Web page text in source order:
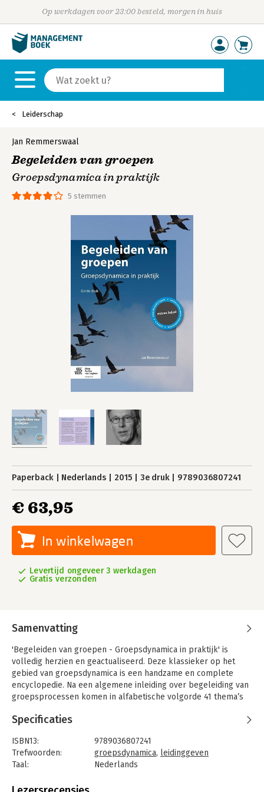
Op werkdagen voor 23:00 besteld, morgen in huis
Leiderschap
5 stemmen
Jan Remmerswaal
Begeleiden van groepen
Groepsdynamica in praktijk
Paperback Nederlands 2015 3e druk 9789036807241
€ 63,95
In winkelwagen
Levertijd ongeveer 3 werkdagen
Gratis verzonden
Samenvatting
'Begeleiden van groepen - Groepsdynamica in praktijk' is
volledig herzien en geactualiseerd. Deze klassieker op het
gebied van groepsdynamica is een handzame en complete
encyclopedie. Na een algemene inleiding over begeleiding van
groepsprocessen komen in alfabetische volgorde 41 thema’s
groepsontwikkeling, interventies, leiderschap en teambuilding.
de schoolklas, professioneel omgaan met emoties en
methodisch handelen.
veelgestelde vragen. Wat kan een groepsleider bijdragen aan
Specificaties
ISBN13:
9789036807241
Trefwoorden:
groepsdynamica, leidinggeven
Taal:
Nederlands
Aantal pagina's: